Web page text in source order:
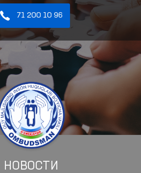
71 200 10 96
НОВОСТИ